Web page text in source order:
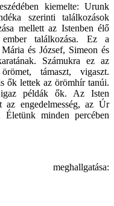
kiemelte: Urunk
szerinti találkozások
mellett az Istenben élő
találkozása. Ez a
és József, Simeon és
Számukra ez az
támaszt, vigaszt.
ők lettek az örömhír tanúi.
példák ők. Az Isten
az engedelmesség, az Úr
Életünk minden percében